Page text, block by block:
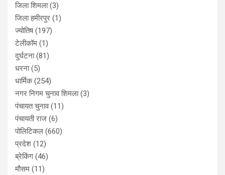
जिला शिमला(3)
जिला हमीरपुर (1)
ज्योतिष(197)
टेलीकॉम (1)
दुर्घटना(81)
धरना(5)
धार्मिक(254)
नगर निगम चुनाव शिमला(3)
पंचायत चुनाव(11)
पंचायती राज (6)
पोलिटिकल (660)
प्रदेश (12)
ब्रेकिंग (46)
मौसम (11)